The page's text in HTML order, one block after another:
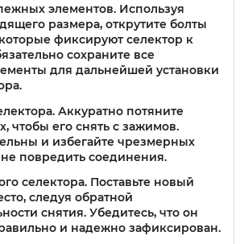
элементов. Используя
размера, открутите болты
фиксируют селектор к
сохраните все
для дальнейшей установки
Аккуратно потяните
чтобы его снять с зажимов.
и избегайте чрезмерных
повредить соединения.
селектора. Поставьте новый
следуя обратной
снятия. Убедитесь, что он
и надежно зафиксирован.